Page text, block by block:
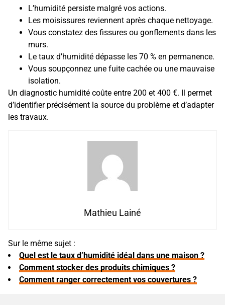
L’humidité persiste malgré vos actions.
Les moisissures reviennent après chaque nettoyage.
Vous constatez des fissures ou gonflements dans les
murs.
Le taux d’humidité dépasse les 70 % en permanence.
Vous soupçonnez une fuite cachée ou une mauvaise
isolation.
Un diagnostic humidité coûte entre 200 et 400 €. Il permet
d’identifier précisément la source du problème et d’adapter
les travaux.
Mathieu Lainé
Sur le même sujet :
Quel est le taux d’humidité idéal dans une maison ?
Comment stocker des produits chimiques ?
Comment ranger correctement vos couvertures ?